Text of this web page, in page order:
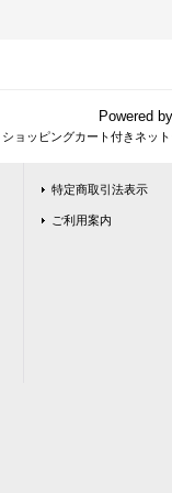
Powered by
ョッピングカート付きネッ
特定商取引法表示
ご利用案内